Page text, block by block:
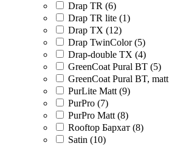
Drap TR (6)
Drap TR lite (1)
Drap TX (12)
Drap TwinColor (5)
Drap-double TX (4)
GreenCoat Pural BT (5)
GreenCoat Pural BT, matt
PurLite Matt (9)
PurPro (7)
PurPro Matt (8)
Rooftop Бархат (8)
Satin (10)